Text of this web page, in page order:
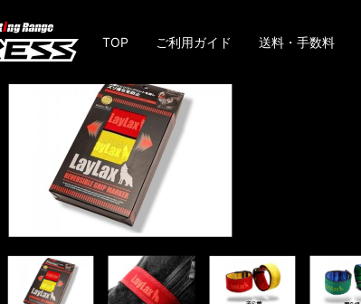
TOP ご利用ガイド 送料・手数料